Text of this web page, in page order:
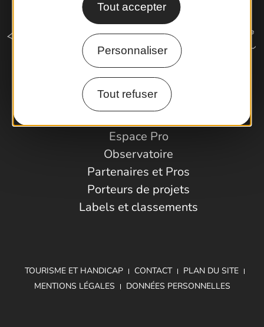
Tout accepter
Personnaliser
Tout refuser
Comment venir ?
Espace Pro
Observatoire
Partenaires et Pros
Porteurs de projets
Labels et classements
TOURISME ET HANDICAP CONTACT
PLAN DU SITE
MENTIONS LÉGALES
DONNÉES PERSONNELLES